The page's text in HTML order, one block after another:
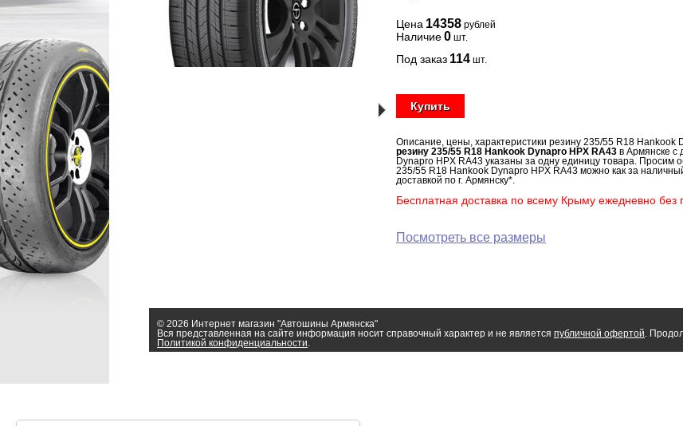
Цена 14358 рублей
Наличие0 шт.
Под заказ 114 шт.
Купить
Описание, цены, характеристики резину 235/55 R18
резину 235/55 R18 Hankook Dynapro HPX RA43 в Армянске с
Dynapro HPX RA43 указаны за одну единицу товара. Просим
235/55 R18 Hankook Dynapro HPX RA43 можно как за
доставкой по г. Армянску*.
Бесплатная доставка по всему Крыму ежедневно без
Посмотреть все размеры
© 2026 Интернет магазин "Автошины Армянска"
Вся представленная на сайте информация носит справочный характер и не является публичной офертой.
Политикой конфиденциальности.